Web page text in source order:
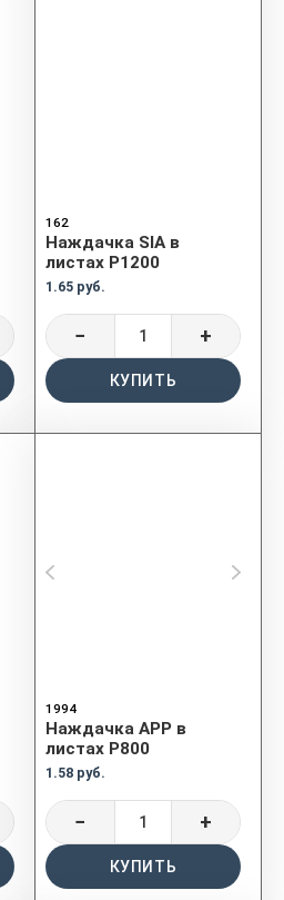
162
Наждачка SIA в
листах P1200
1.65 руб.
− +
КУПИТЬ
1994
Наждачка APP в
листах P800
1.58 руб.
− +
КУПИТЬ